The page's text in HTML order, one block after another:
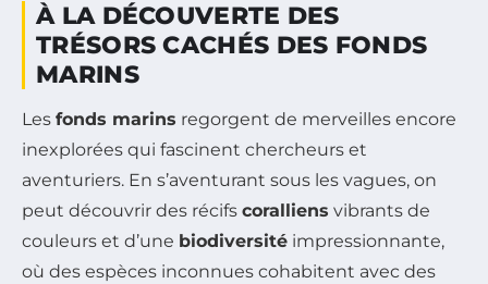
À LA DÉCOUVERTE DES
TRÉSORS CACHÉS DES FONDS
MARINS
Les fonds marins regorgent de merveilles encore
inexplorées qui fascinent chercheurs et
aventuriers. En s’aventurant sous les vagues, on
peut découvrir des récifs coralliens vibrants de
couleurs et d’une biodiversité impressionnante,
où des espèces inconnues cohabitent avec des